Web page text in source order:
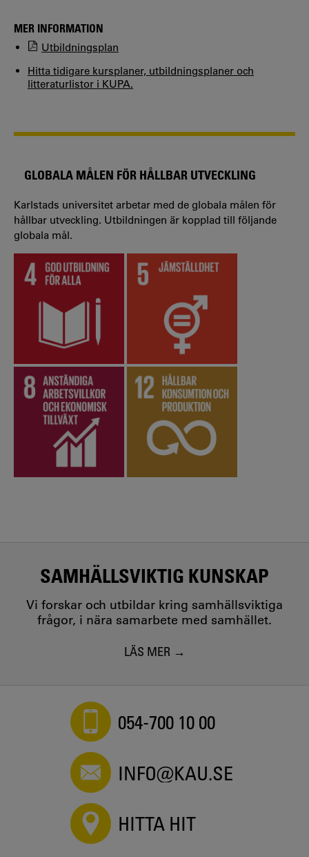
MER INFORMATION
Utbildningsplan
Hitta tidigare kursplaner, utbildningsplaner och
litteraturlistor i KUPA.
GLOBALA MÅLEN FÖR HÅLLBAR UTVECKLING
Karlstads universitet arbetar med de globala målen för
hållbar utveckling. Utbildningen är kopplad till följande
globala mål.
SAMHÄLLSVIKTIG KUNSKAP
Vi forskar och utbildar kring samhällsviktiga
frågor, i nära samarbete med samhället.
LÄS MER
054-700 10 00
INFO@KAU.SE
HITTA HIT